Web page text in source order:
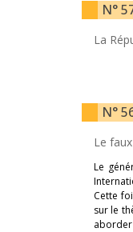
N°
La
N°
Le
Le
Cette
sur le
aborder